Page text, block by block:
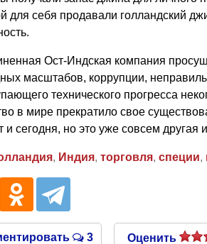
для себя продавали голландский
Ост-Индская компания
масштабов, коррупции,
технического прогресса
в мире прекратило свое
и сегодня, но это уже совсем другая
, Индия, торговля, специи,
3 Оценить